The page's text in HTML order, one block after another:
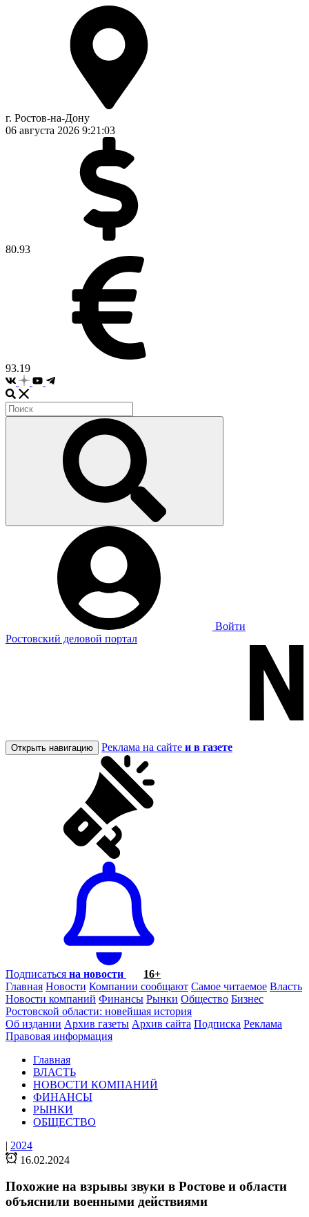
г. Ростов-на-Дону
06 августа 2026 9:21:03
80.93
93.19
Войти
Ростовский деловой портал
Открыть навигацию Реклама на сайте и в газете
Подписаться на новости
16+
Главная Новости Компании сообщают Самое читаемое Власть
Новости компаний Финансы Рынки Общество Бизнес
Ростовской области: новейшая история
Об издании Архив газеты Архив сайта Подписка Реклама
Правовая информация
Главная
ВЛАСТЬ
НОВОСТИ КОМПАНИЙ
ФИНАНСЫ
РЫНКИ
ОБЩЕСТВО
| 2024
16.02.2024
Похожие на взрывы звуки в Ростове и области
объяснили военными действиями